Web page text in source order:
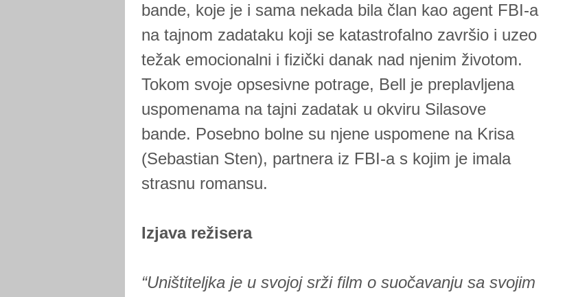
bande, koje je i sama nekada bila član kao agent FBI-a
na tajnom zadataku koji se katastrofalno završio i uzeo
težak emocionalni i fizički danak nad njenim životom.
Tokom svoje opsesivne potrage, Bell je preplavljena
uspomenama na tajni zadatak u okviru Silasove
bande. Posebno bolne su njene uspomene na Krisa
(Sebastian Sten), partnera iz FBI-a s kojim je imala
strasnu romansu.
Izjava režisera
“Uništiteljka je u svojoj srži film o suočavanju sa svojim